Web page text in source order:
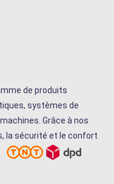
de produits
systèmes de
Grâce à nos
la sécurité et le confort